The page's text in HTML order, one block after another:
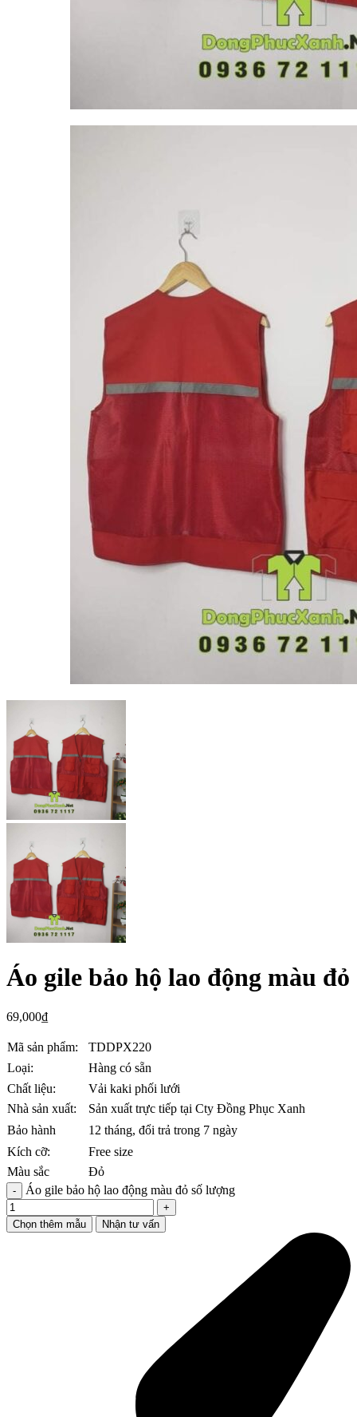
Áo gile bảo hộ lao động màu đỏ
69,000₫
Mã sản phẩm:
TDDPX220
Loại:
Hàng có sẵn
Chất liệu:
Vải kaki phối lưới
Nhà sản xuất:
Sản xuất trực tiếp tại Cty Đồng Phục Xanh
Bảo hành
12 tháng, đổi trả trong 7 ngày
Kích cỡ:
Free size
Màu sắc
Đỏ
Áo gile bảo hộ lao động màu đỏ số lượng
Chọn thêm mẫu Nhận tư vấn